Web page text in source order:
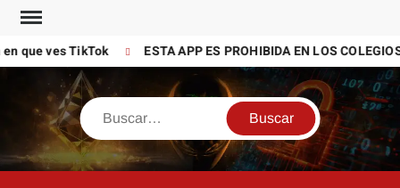
Saltar
contenido
ves TikTok ESTA APP ES PROHIBIDA EN LOS COLEGIOS
Buscar